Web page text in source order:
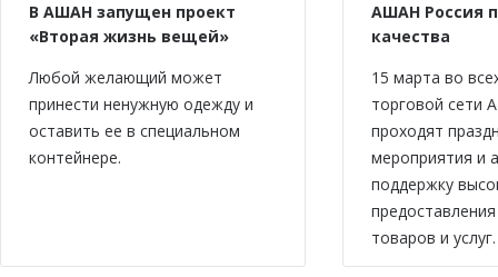
В АШАН запущен проект
«Вторая жизнь вещей»
Любой желающий может
принести ненужную одежду и
оставить ее в специальном
контейнере.
АШАН Россия
качества
15 марта во
торговой сети
проходят
мероприятия и
поддержку
товаров и услуг.